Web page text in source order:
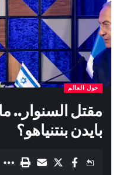
حول العالم
مقتل السنوار..
بايدن بنتنياهو؟